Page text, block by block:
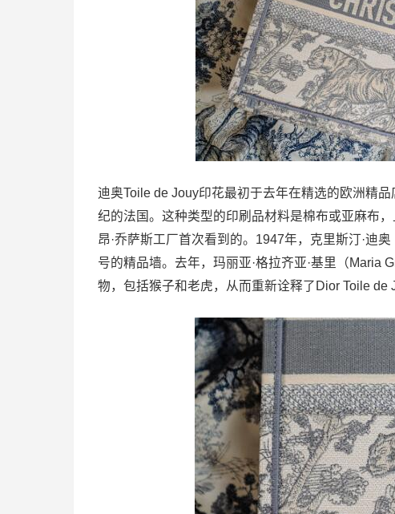
迪奥Toile de Jouy印花最初于去年在精选的欧洲精
纪的法国。这种类型的印刷品材料是棉布或亚麻布
昂·乔萨斯工厂首次看到的。1947年，克里斯汀·迪
号的精品墙。去年，玛丽亚·格拉齐亚·基里（Maria
物，包括猴子和老虎，从而重新诠释了Dior Toile de